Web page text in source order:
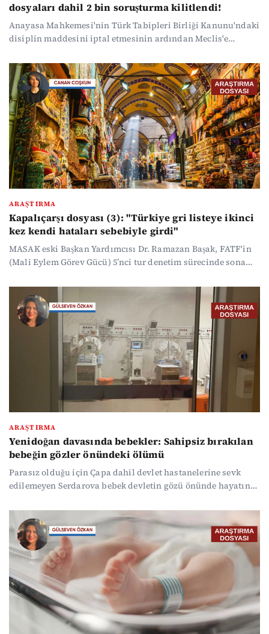
dosyaları dahil 2 bin soruşturma kilitlendi!
Anayasa Mahkemesi'nin Türk Tabipleri Birliği Kanunu'ndaki
disiplin maddesini iptal etmesinin ardından Meclis'e
Başkanı Prof. Dr. Alpay Azap, "Yenidoğan Çetesi"
soruşturması dahil 2 bin dosyanın beklediğini belirterek etik
ihlallerin zamanaşımı nedeniyle cezasız kalacağı uyarısında
bulundu.
ARAŞTIRMA
Kapalıçarşı dosyası (3): "Türkiye gri listeye ikinci
kez kendi hataları sebebiyle girdi"
MASAK eski Başkan Yardımcısı Dr. Ramazan Başak, FATF'in
(Mali Eylem Görev Gücü) 5’nci tur denetim sürecinde sona
2026'daki Genel Kurul'da açıklanacağını belirtti.
ARAŞTIRMA
Yenidoğan davasında bebekler: Sahipsiz bırakılan
bebeğin gözler önündeki ölümü
Parasız olduğu için Çapa dahil devlet hastanelerine sevk
edilemeyen Serdarova bebek devletin gözü önünde hayatını
çıkmadı. Hukukçular yaşam hakkının ihlal edildiğini
savunuyor. Bebeklerin kesin ölüm nedeni belirsizliğini
korurken raporlar ne diyor?